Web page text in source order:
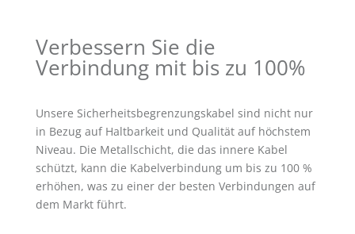
Verbessern Sie die
Verbindung mit bis zu 100%
Unsere Sicherheitsbegrenzungskabel sind nicht nur
in Bezug auf Haltbarkeit und Qualität auf höchstem
Niveau. Die Metallschicht, die das innere Kabel
schützt, kann die Kabelverbindung um bis zu 100 %
erhöhen, was zu einer der besten Verbindungen auf
dem Markt führt.